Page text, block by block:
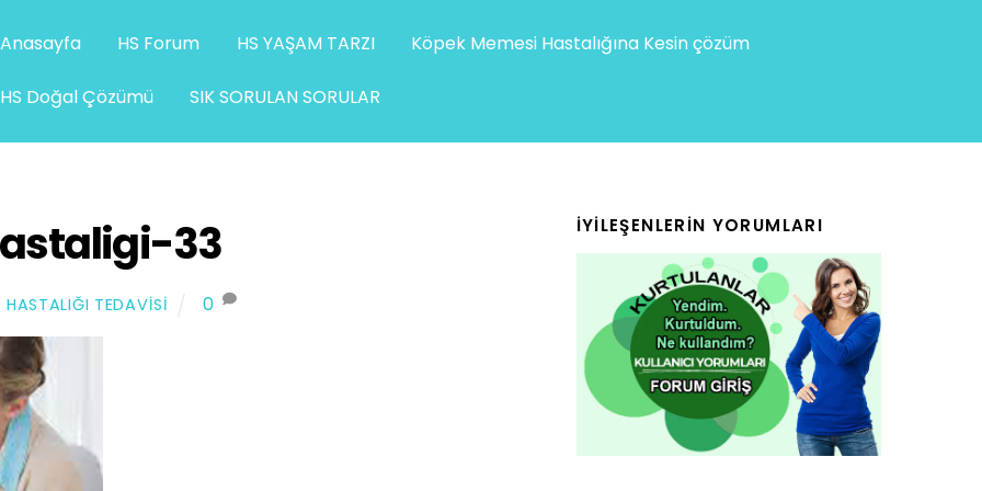
Anasayfa HS Forum HS YAŞAM TARZI Köpek Memesi Hastalığına Kesin çözüm
HS Doğal Çözümü SIK SORULAN SORULAR
33
HASTALIĞI TEDAVISI 0
İYILEŞENLERIN YORUMLARI